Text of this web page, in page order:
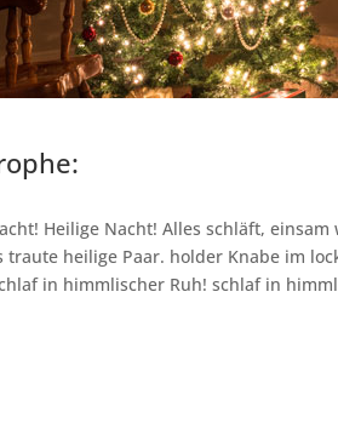
Heilige Nacht! Alles schläft, einsam
traute heilige Paar. holder Knabe im
in himmlischer Ruh! schlaf in